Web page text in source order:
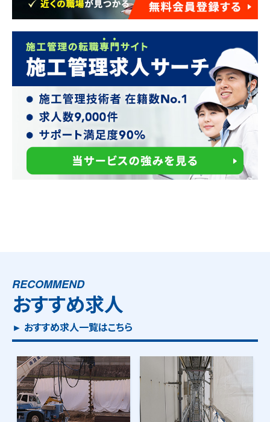
RECOMMEND
おすすめ求人
► おすすめ求人一覧はこちら